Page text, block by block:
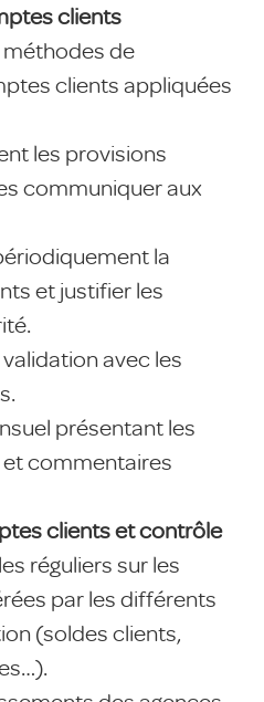
clients
de
clients appliquées
les provisions
communiquer aux
la
et justifier les
avec les
présentant les
commentaires
clients et contrôle
réguliers sur les
par les différents
(soldes clients,